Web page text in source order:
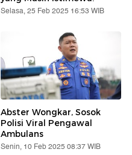
Selasa, 25 Feb 2025 16:53 WIB
Abster Wongkar, Sosok
Polisi Viral Pengawal
Ambulans
Senin, 10 Feb 2025 08:37 WIB